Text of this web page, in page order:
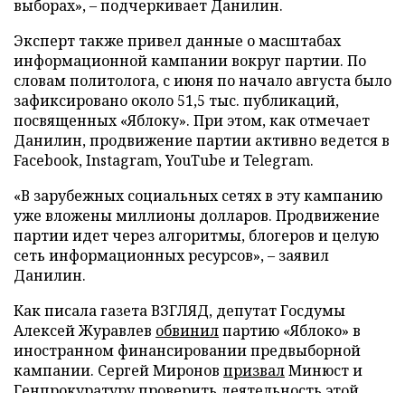
выборах», – подчеркивает Данилин.
Эксперт также привел данные о масштабах
информационной кампании вокруг партии. По
словам политолога, с июня по начало августа было
зафиксировано около 51,5 тыс. публикаций,
посвященных «Яблоку». При этом, как отмечает
Данилин, продвижение партии активно ведется в
Facebook, Instagram, YouTube и Telegram.
«В зарубежных социальных сетях в эту кампанию
уже вложены миллионы долларов. Продвижение
партии идет через алгоритмы, блогеров и целую
сеть информационных ресурсов», – заявил
Данилин.
Как писала газета ВЗГЛЯД, депутат Госдумы
Алексей Журавлев обвинилпартию «Яблоко» в
иностранном финансировании предвыборной
кампании. Сергей Миронов призвалМинюст и